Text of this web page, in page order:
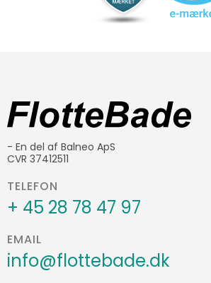
- En del af Balneo ApS
CVR 37412511
TELEFON
+ 45 28 78 47 97
EMAIL
info@flottebade.dk